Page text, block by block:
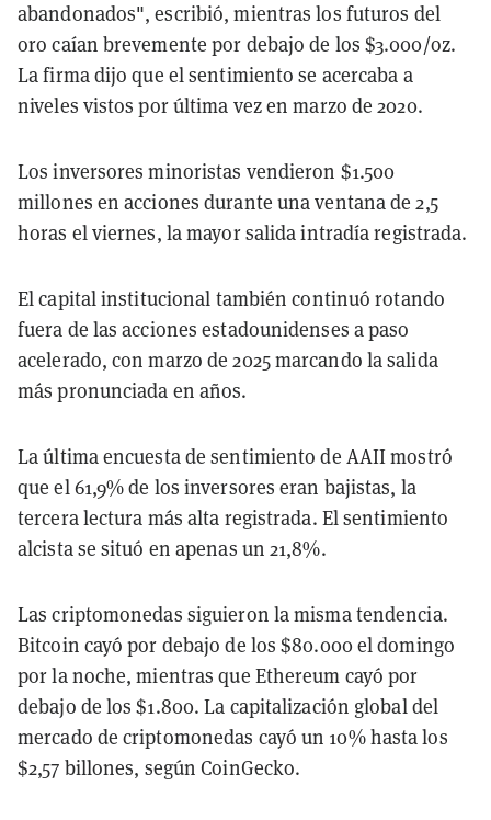
abandonados", escribió, mientras los futuros del
oro caían brevemente por debajo de los $3.000/oz.
La firma dijo que el sentimiento se acercaba a
niveles vistos por última vez en marzo de 2020.
Los inversores minoristas vendieron $1.500
millones en acciones durante una ventana de 2,5
horas el viernes, la mayor salida intradía registrada.
El capital institucional también continuó rotando
fuera de las acciones estadounidenses a paso
acelerado, con marzo de 2025 marcando la salida
más pronunciada en años.
La última encuesta de sentimiento de AAII mostró
que el 61,9% de los inversores eran bajistas, la
tercera lectura más alta registrada. El sentimiento
alcista se situó en apenas un 21,8%.
Las criptomonedas siguieron la misma tendencia.
Bitcoin cayó por debajo de los $80.000 el domingo
por la noche, mientras que Ethereum cayó por
debajo de los $1.800. La capitalización global del
mercado de criptomonedas cayó un 10% hasta los
$2,57 billones, según CoinGecko.